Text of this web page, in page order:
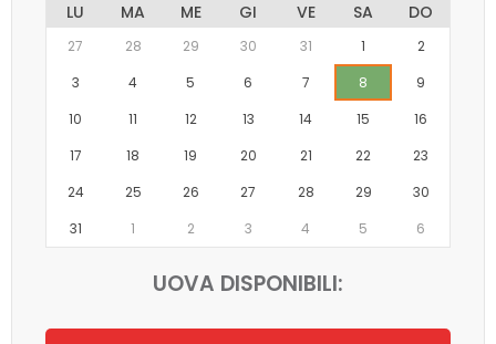
LU MA ME GI VE SA DO
27 28 29 30 31 1
2
3
4 5 6 7 8
9
10
11 12 13 14 15
16
17
18 19 20 21 22
23
24
25 26 27 28 29
30
31
1 2 3 4 5 6
UOVA DISPONIBILI: